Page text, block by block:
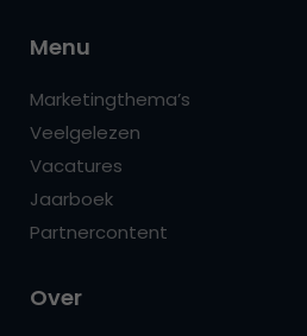
Menu
Marketingthema’s
Veelgelezen
Vacatures
Jaarboek
Partnercontent
Over